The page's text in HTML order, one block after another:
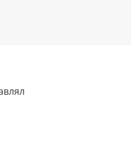
борьбе со злом. Его
есть главой святого
всех воинов.
прикладывается
котором подробно